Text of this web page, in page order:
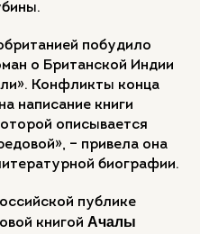
побудило
о Британской Индии
Конфликты конца
написание книги
описывается
– привела она
биографии.
публике
книгой Ачалы